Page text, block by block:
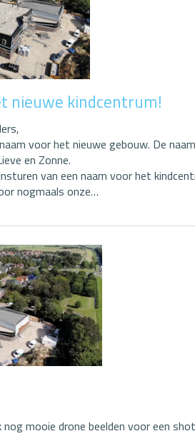
nieuwe kindcentrum!
voor het nieuwe gebouw. De
en Zonne.
van een naam voor het
nogmaals onze…
nog mooie drone beelden voor een